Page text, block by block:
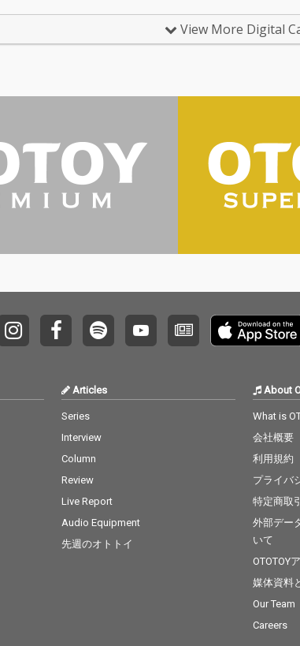
アニメ『新しい上司は
にデビュー20周年を迎
える事を記念し、約3
年ぶりにフルアルバム
をリリース。
View More Digital
Articles
Series
Interview
Column
Review
Live Report
Audio Equipment
先週のオトトイ
About
What is
会社概要
利用規約
プライバ
特定商取
外部デー
いて
OTOTOY
媒体資料
Our Team
Careers